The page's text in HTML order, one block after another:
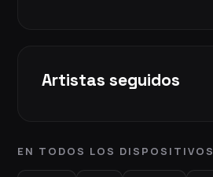
Artistas seguidos
EN TODOS LOS DISPOSITIVOS